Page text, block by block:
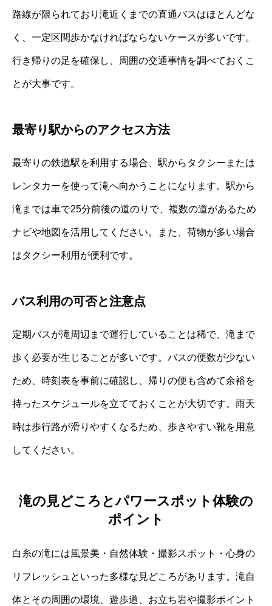
路線が限られており滝近くまでの直通バスはほとんどな
く、一定区間歩かなければならないケースが多いです。
行き帰りの足を確保し、周囲の交通事情を調べておくこ
とが大事です。
最寄り駅からのアクセス方法
最寄りの鉄道駅を利用する場合、駅からタクシーまたは
レンタカーを使って滝へ向かうことになります。駅から
滝までは車で25分前後の道のりで、複数の道があるため
ナビや地図を活用してください。また、荷物が多い場合
はタクシー利用が便利です。
バス利用の可否と注意点
定期バスが滝周辺まで運行していることは稀で、滝まで
歩く必要が生じることが多いです。バスの便数が少ない
ため、時刻表を事前に確認し、帰りの便も含めて余裕を
持ったスケジュールを立てておくことが大切です。雨天
時は歩行路が滑りやすくなるため、歩きやすい靴を用意
してください。
滝の見どころとパワースポット体験の
ポイント
白糸の滝には風景美・自然体験・撮影スポット・心身の
リフレッシュといった多様な見どころがあります。滝自
体とその周囲の環境、遊歩道、お立ち岩や撮影ポイント